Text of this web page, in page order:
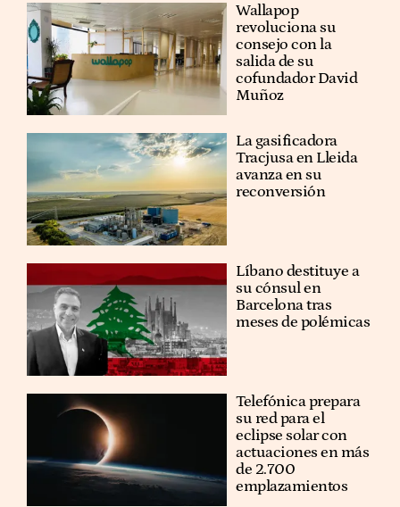
Wallapop
revoluciona su
consejo con la
salida de su
cofundador David
Muñoz
La gasificadora
Tracjusa en Lleida
avanza en su
reconversión
Líbano destituye a
su cónsul en
Barcelona tras
meses de polémicas
Telefónica prepara
su red para el
eclipse solar con
actuaciones en más
de 2.700
emplazamientos